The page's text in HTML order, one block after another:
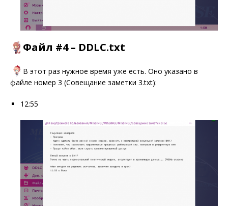
Файл #4 – DDLC.txt
В этот раз нужное время уже есть. Оно указано в
файле номер 3 (Совещание заметки 3.txt):
12:55